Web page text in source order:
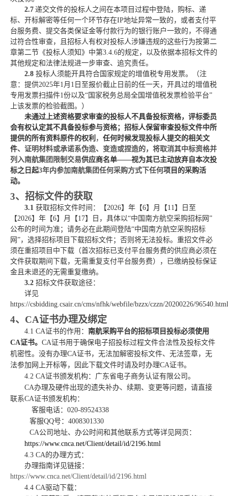
2.7 递交文件的投标人 之间在本项目过程中登陆，购标、递
标、开标解密等任何一个环节存在IP地址异常一致的，或者支付平
台服务费、提交各类保证金等付款行为的银行账户一致的，不得通
过符合性审查，且 招标人有权对投标人涉嫌违规的这些行为按第二
章第二节《投标人须知》中第3.4.6的规定，以及依据本招标文件的
其他规定和法律法规进一步审查、追究责任。
2.8 投标人 须能开具符合国家规定的增值税专用发票。（注
意：提供2025年1月1日至报价截止日前的任一天，开具过的增值税
专用发票扫描件1份以及“国家税务总局全国增值税发票检验平台”
上该发票的检验截图。 ）
未通过上述资格要求审查的投标人不具备投标资格，评标委员
会有权认定其不具备投标参与资格； 招标人保留审查投标文件中所
提供的所有资料原件的权利 ， 任何时候发现投标人提交的相关文
件、证明材料或承诺系伪造、变造或捏造的，将取消其中标资格并
列入南航集团限制交易供应商名单——视为其已主动放弃自本次投
标之日起3年内参加南航集团任何采购方式下任何项目的采购活
动。
3、招标文件的获取
3.1 获取招标文件时间： 【2026】 年 【6】 月 【11】
日至
【2026】 年 【6】 月 【17】 日 ，具体以“中国南方航空采购招标网”
公布的时间为准 ；请务必在此期间登陆“中国南方航空采购招标
网”，选择招标项目下载招标文件；否则将无法投标。重招文件必
须在重招项目中下载（首次招标已支付平台服务费的供应商必须在
文件获取期间下载，无需重复支付平台服务费），已缴纳投标保证
金且未退还的无需重复缴纳。
3.2 招标文件获取途径：
详见
https://csbidding.csair.cn/cms/nfhk/webfile/bzzx/czzn/20200226/96540.html
4、CA证书办理及绑定
4.1 CA证书的作用： 南航采购平台的招标项目投标必须使用
CA证书。 CA证书用于确保电子招投标过程文件合法性及投标文件
机密性。没有办理CA证书，无法加解密投标文件、无法签章，无
法参加网上开标等，因此下载文件时请及时办理CA证书。
4.2 CA证书颁发机构：广东省电子商务认证有限公司。
CA办理及硬件出现的遗失补办、续期、变更等问题，请直接
联系CA证书颁发机构：
客服电话： 020-89524338
客服QQ号：4008301330
CA公司地址、办公时间和其他联系方式等详见网页：
https://www.cnca.net/Client/detail/id/2196.html
4.3 CA的办理方式：
办理指南详见链接：
https://www.cnca.net/Client/detail/id/2196.html
4.4 CA驱动下载：